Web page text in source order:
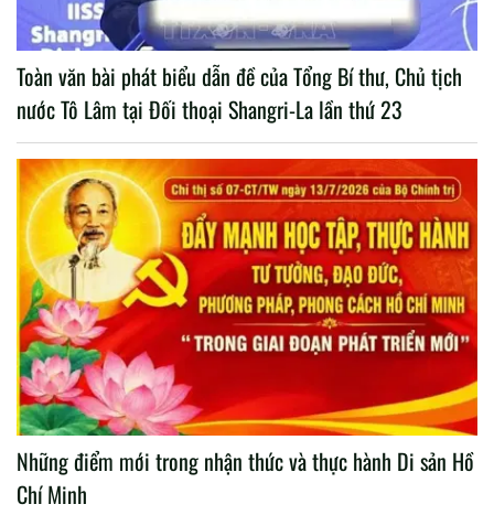
Toàn văn bài phát biểu dẫn đề của Tổng Bí thư, Chủ tịch
nước Tô Lâm tại Đối thoại Shangri-La lần thứ 23
Những điểm mới trong nhận thức và thực hành Di sản Hồ
Chí Minh